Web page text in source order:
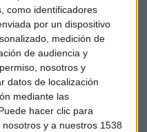
como identificadores
por un dispositivo
medición de
de audiencia y
nosotros y
datos de localización
mediante las
hacer clic para
y a nuestros 1538
a la presencia física.
batalla entre las
pequeños vendedores. Y
en el caso de Amazon
del pastel online al
ya pierde este